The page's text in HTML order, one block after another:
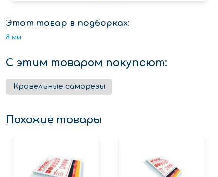
Этот товар в подборках:
8 мм
С этим товаром покупают:
Кровельные саморезы
Похожие товары